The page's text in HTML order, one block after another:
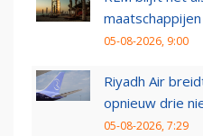
05-08-2026, 9:00
Riyadh Air
opnieuw drie
05-08-2026, 7:29